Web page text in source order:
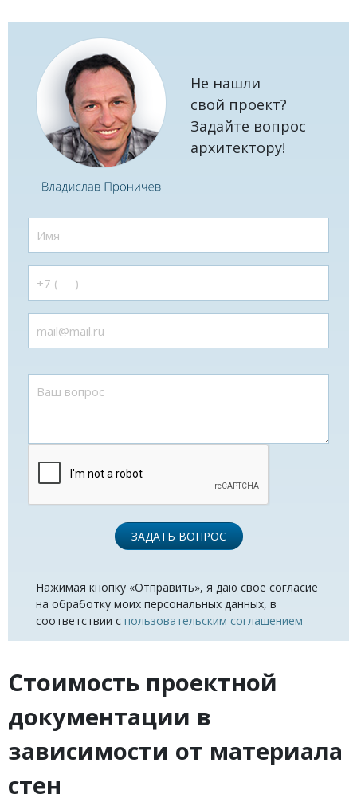
Не нашли
свой проект?
Задайте вопрос
архитектору!
ЗАДАТЬ ВОПРОС
Нажимая кнопку «Отправить», я даю свое согласие
на обработку моих персональных данных, в
соответствии с пользовательским соглашением
Стоимость проектной
документации в
зависимости от материала
стен